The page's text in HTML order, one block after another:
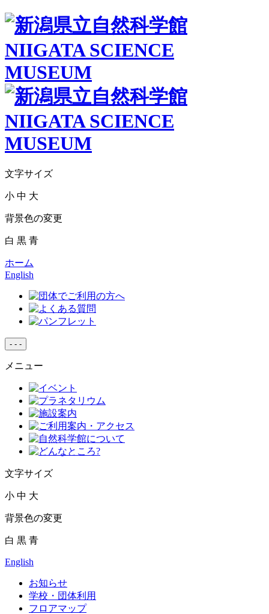
文字サイズ
小 中 大
背景色の変更
白 黒 青
ホーム
English
- - -
メニュー
文字サイズ
小 中 大
背景色の変更
白 黒 青
English
お知らせ
学校・団体利用
フロアマップ